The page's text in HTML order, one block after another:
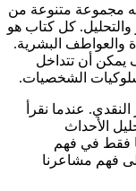
مجموعة متنوعة من
والتحليل. كل كتاب هو
والعواطف البشرية.
يمكن أن تتداخل
الشخصيات.
عندما نقرأ
الأحداث
فقط في فهم
فهم مشاعرنا